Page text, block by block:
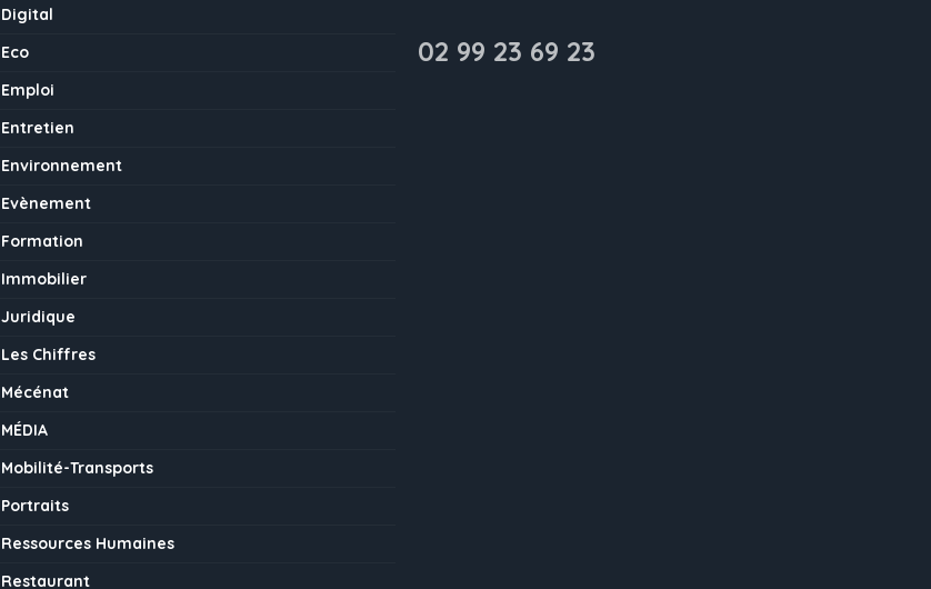
Digital
Eco
Emploi
Entretien
Environnement
Evènement
Formation
Immobilier
Juridique
Les Chiffres
Mécénat
MÉDIA
Mobilité-Transports
Portraits
Ressources Humaines
Restaurant
02 99 23 69 23